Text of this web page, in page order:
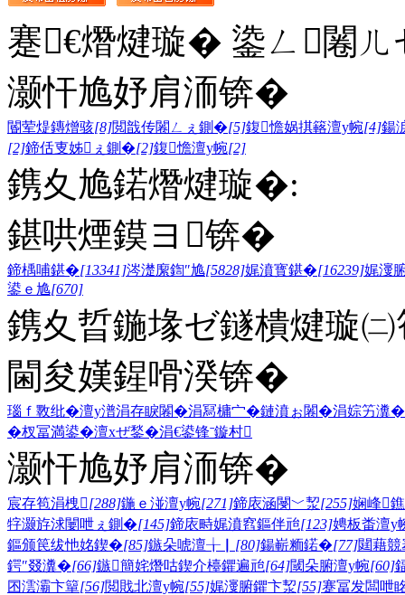
蹇€熸煡璇� 鍌ㄥ闂
灏忓尯妤肩洏锛�
閽荤煶鏄熷骇[8]閲戠传闂ㄥぇ鍘�[5]鍑憺娲掑簵澶у帵[4]鍚
[2]鍗佸叓姊ぇ鍘�[2]鍑憺澶у帵[2]
鎸夊尯鍩熸煡璇�:
鍖哄煙鏌ヨ锛�
鍗楀哺鍖�[13341]涔濋緳鍧″尯[5828]娓濆寳鍖�[16239]娓濅
鍙ｅ尯[670]
鎸夊晢鍦堟ゼ鐩樻煡璇
閫夋嫨鍟嗗湀锛�
瑙ｆ斁纰�澶у潽涓存睙闂�涓冩槦宀�鏈濆ぉ闂�涓婃竻瀵�
�杈冨満鍙�澶хぜ鍫�涓€鍙锋ˉ鏇村
灏忓尯妤肩洏锛�
宸存笣涓栧[288]鍦ｅ湴澶у帵[271]鍗庡涵閿﹀洯[255]娴峰
牸灏斿浗闄呭ぇ鍘�[145]鍗庡畤娓濆窞鏂伴兘[123]娉板畨澶у
鏂颁笢绂忚姳鍥�[85]鏃朵唬澶╁▏ [80]鍚嶄粫鍩�[77]閮藉
鍔″叕瀵�[66]鏃簡姹熸咕鍥介檯鑺遍兘[64]閾朵腑澶у帵[60]
囨澐灞卞簞[56]閲戝北澶у帵[55]娓濅腑鑺卞洯[55]蹇冨发闆呭